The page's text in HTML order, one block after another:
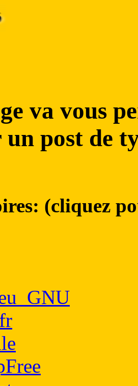
va vous
post de
(cliquez